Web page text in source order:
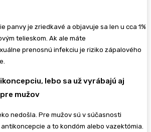
panvy je zriedkavé a objavuje sa len u cca 1%
telieskom. Ak ale máte
prenosnú infekciu je riziko zápalového
lebo sa už vyrábajú aj
mužov
nedošla. Pre mužov sú v súčasnosti
a to kondóm alebo vazektómia.